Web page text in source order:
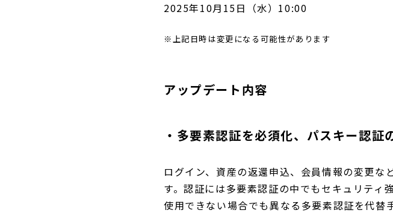
2025年10月15日（水）10:00
※上記日時は変更になる可能性があります
アップデート内容
・多要素認証を必須化、パスキー認証
ログイン、資産の返還申込、会員情報の変更
す。認証には多要素認証の中でもセキュリティ
使用できない場合でも異なる多要素認証を代替